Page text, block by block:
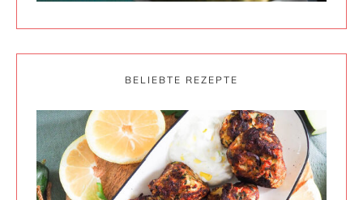
BELIEBTE REZEPTE